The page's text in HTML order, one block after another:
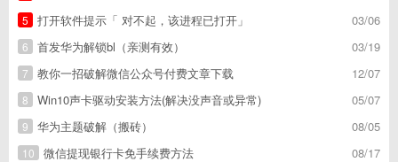
03/06
5
打开软件提示「 对不起，该进程已打开」
03/19
6
首发华为解锁bl（亲测有效）
12/07
7
教你一招破解微信公众号付费文章下载
05/07
8
Win10声卡驱动安装方法(解决没声音或异常)
08/05
9
华为主题破解（搬砖）
08/17
10
微信提现银行卡免手续费方法